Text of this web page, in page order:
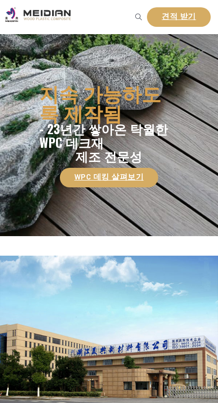
견적 받기
지속 가능하도
록 제작됨
- 23년간 쌓아온 탁월한
WPC 데크재
제조 전문성
WPC 데킹 살펴보기